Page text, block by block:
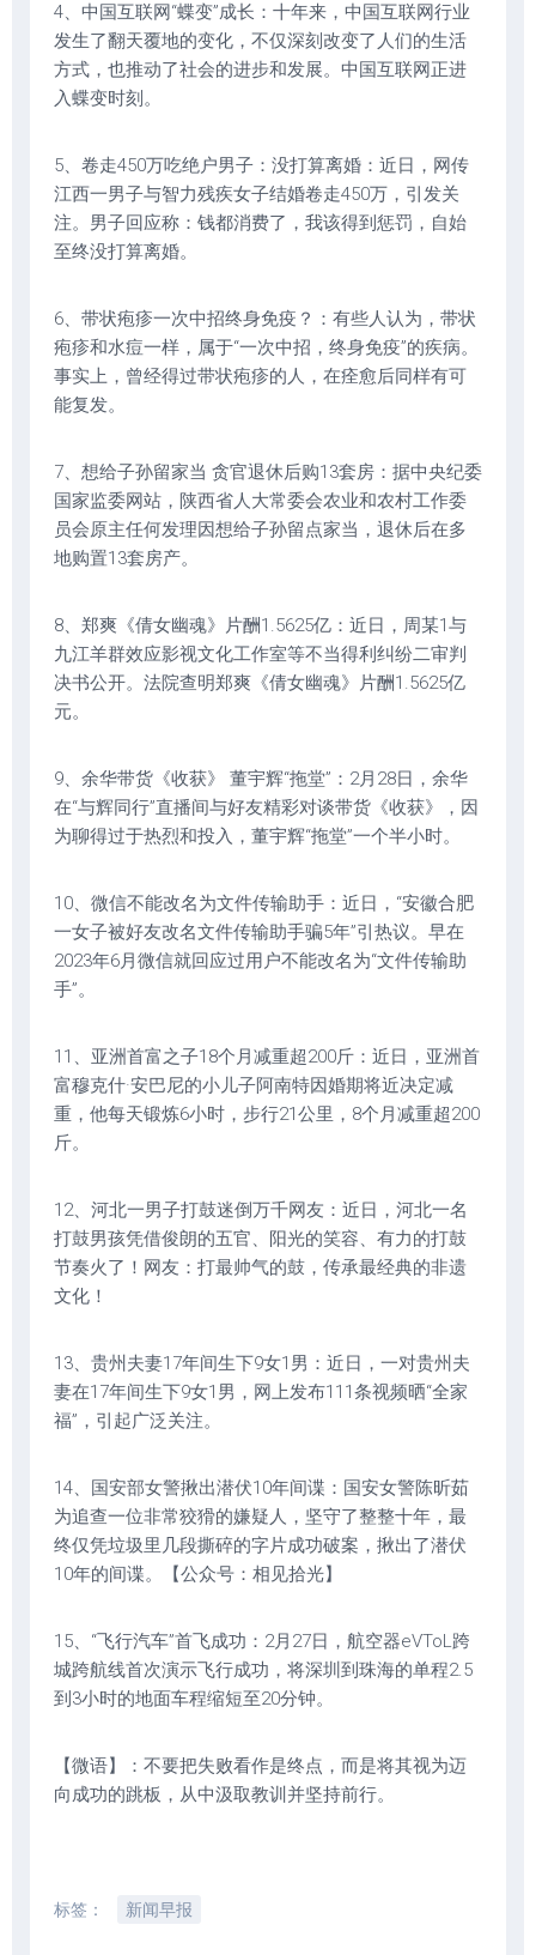
4、中国互联网“蝶变”成长：十年来，中国互联网行业
发生了翻天覆地的变化，不仅深刻改变了人们的生活
方式，也推动了社会的进步和发展。中国互联网正进
入蝶变时刻。
5、卷走450万吃绝户男子：没打算离婚：近日，网传
江西一男子与智力残疾女子结婚卷走450万，引发关
注。男子回应称：钱都消费了，我该得到惩罚，自始
至终没打算离婚。
6、带状疱疹一次中招终身免疫？：有些人认为，带状
疱疹和水痘一样，属于“一次中招，终身免疫”的疾病。
事实上，曾经得过带状疱疹的人，在痊愈后同样有可
能复发。
7、想给子孙留家当 贪官退休后购13套房：据中央纪委
国家监委网站，陕西省人大常委会农业和农村工作委
员会原主任何发理因想给子孙留点家当，退休后在多
地购置13套房产。
8、郑爽《倩女幽魂》片酬1.5625亿：近日，周某1与
九江羊群效应影视文化工作室等不当得利纠纷二审判
决书公开。法院查明郑爽《倩女幽魂》片酬1.5625亿
元。
9、余华带货《收获》 董宇辉“拖堂”：2月28日，余华
在“与辉同行”直播间与好友精彩对谈带货《收获》，因
为聊得过于热烈和投入，董宇辉“拖堂”一个半小时。
10、微信不能改名为文件传输助手：近日，“安徽合肥
一女子被好友改名文件传输助手骗5年”引热议。早在
2023年6月微信就回应过用户不能改名为“文件传输助
手”。
11、亚洲首富之子18个月减重超200斤：近日，亚洲首
富穆克什·安巴尼的小儿子阿南特因婚期将近决定减
重，他每天锻炼6小时，步行21公里，8个月减重超200
斤。
12、河北一男子打鼓迷倒万千网友：近日，河北一名
打鼓男孩凭借俊朗的五官、阳光的笑容、有力的打鼓
节奏火了！网友：打最帅气的鼓，传承最经典的非遗
文化！
13、贵州夫妻17年间生下9女1男：近日，一对贵州夫
妻在17年间生下9女1男，网上发布111条视频晒“全家
福”，引起广泛关注。
14、国安部女警揪出潜伏10年间谍：国安女警陈昕茹
为追查一位非常狡猾的嫌疑人，坚守了整整十年，最
终仅凭垃圾里几段撕碎的字片成功破案，揪出了潜伏
10年的间谍。【公众号：相见拾光】
15、“飞行汽车”首飞成功：2月27日，航空器eVToL跨
城跨航线首次演示飞行成功，将深圳到珠海的单程2.5
到3小时的地面车程缩短至20分钟。
【微语】：不要把失败看作是终点，而是将其视为迈
向成功的跳板，从中汲取教训并坚持前行。
标签： 新闻早报